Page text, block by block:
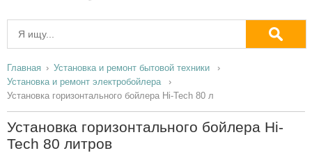
Главная
Установка и ремонт бытовой техники
Установка и ремонт электробойлера
Установка горизонтального бойлера Hi-Tech 80 л
Установка горизонтального бойлера Hi-
Tech 80 литров